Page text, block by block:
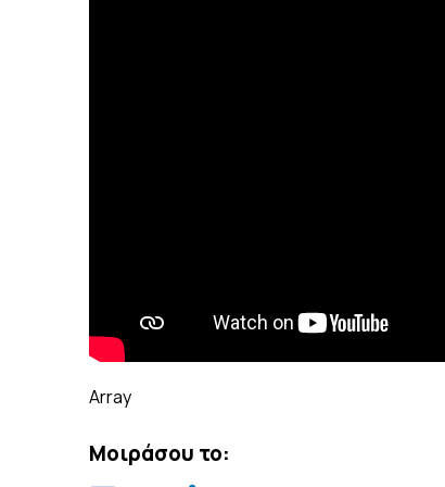
Array
Μοιράσου το: